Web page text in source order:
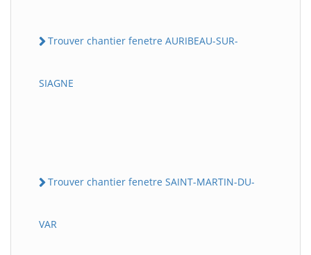
Trouver chantier fenetre AURIBEAU-SUR-
SIAGNE
Trouver chantier fenetre SAINT-MARTIN-DU-
VAR